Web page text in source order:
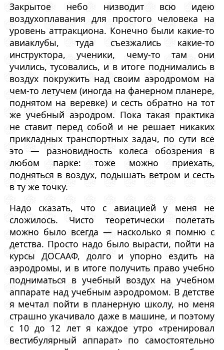
Закрытое небо низводит всю идею
воздухоплавания для простого человека на
уровень аттракциона. Конечно были какие-то
авиаклубы, туда съезжались какие-то
инструктора, ученики, чему-то там они
учились, тусовались, и в итоге поднимались в
воздух покружить над своим аэродромом на
чем-то летучем (иногда на фанерном планере,
поднятом на веревке) и сесть обратно на тот
же учебный аэродром. Пока такая практика
не ставит перед собой и не решает никаких
прикладных транспортных задач, по сути всё
это — разновидность колеса обозрения в
любом парке: тоже можно приехать,
подняться в воздух, подышать ветром и сесть
в ту же точку.
Надо сказать, что с авиацией у меня не
сложилось. Чисто теоретически полетать
можно было всегда — насколько я помню с
детства. Просто надо было вырасти, пойти на
курсы ДОСААФ, долго и упорно ездить на
аэродромы, и в итоге получить право учебно
подниматься в учебный воздух на учебном
аппарате над учебным аэродромом. В детстве
я мечтал пойти в планерную школу, но меня
страшно укачивало даже в машине, и поэтому
с 10 до 12 лет я каждое утро «тренировал
вестибулярный аппарат» по самостоятельно